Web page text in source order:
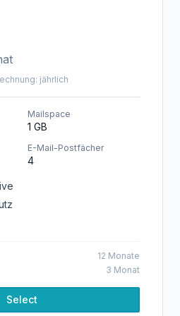
jährlich
Mailspace
1 GB
E-Mail-Postfächer
4
12 Monate
3 Monat
Select